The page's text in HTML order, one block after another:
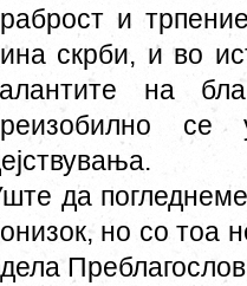
и
скрби, и во
на
се
да
но со тоа